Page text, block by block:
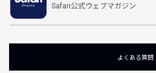
Safari公式ウェブマガジン
よくある質問